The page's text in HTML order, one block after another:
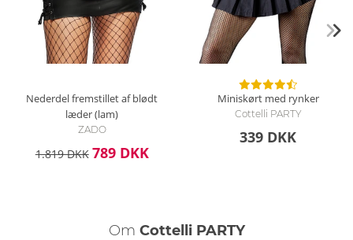
Nederdel fremstillet af blødt
læder (lam)
ZADO
1.819 DKK 789 DKK
Miniskørt med rynker
Cottelli PARTY
339 DKK
Om Cottelli PARTY